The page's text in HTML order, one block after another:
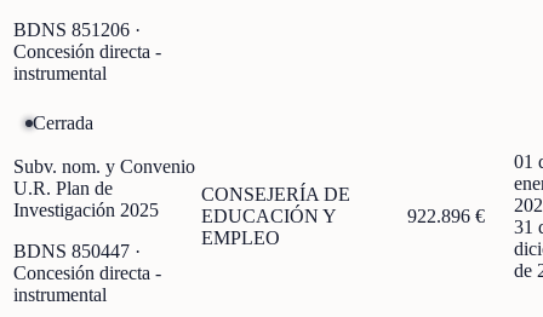
BDNS 851206 ·
Concesión directa -
instrumental
Cerrada
Subv. nom. y Convenio
U.R. Plan de
Investigación 2025
BDNS 850447 ·
Concesión directa -
instrumental
CONSEJERÍA DE
EDUCACIÓN Y
EMPLEO
922.896 €
01
31
de